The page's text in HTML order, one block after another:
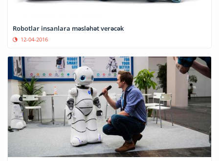
Robotlar insanlara məsləhət verəcək
12-04-2016